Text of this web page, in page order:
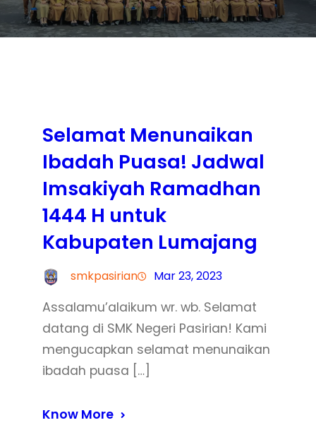
Selamat Menunaikan
Ibadah Puasa! Jadwal
Imsakiyah Ramadhan
1444 H untuk
Kabupaten Lumajang
smkpasirian Mar 23, 2023
Assalamu’alaikum wr. wb. Selamat
datang di SMK Negeri Pasirian! Kami
mengucapkan selamat menunaikan
ibadah puasa […]
Know More